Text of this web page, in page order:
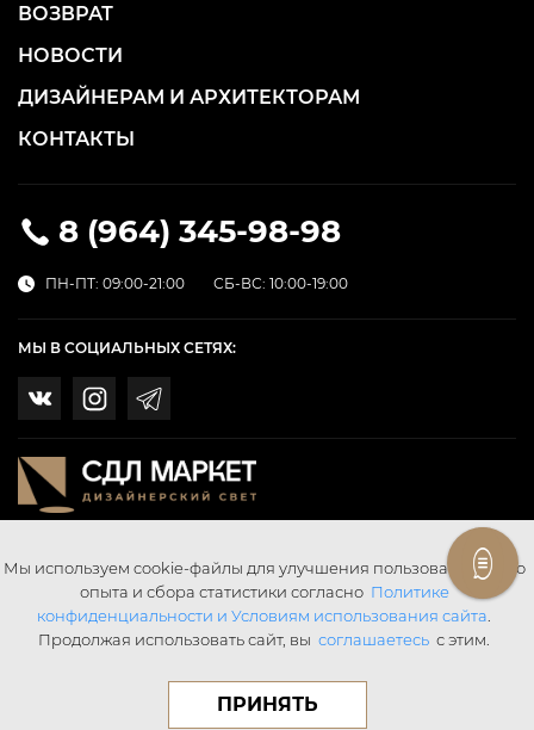
8 (964) 345-98-98
ПН-ПТ: 09:00-21:00 СБ-ВС: 10:00-19:00
ВОЗВРАТ
НОВОСТИ
ДИЗАЙНЕРАМ И АРХИТЕКТОРАМ
КОНТАКТЫ
МЫ В СОЦИАЛЬНЫХ СЕТЯХ:
Мы используем cookie-файлы для улучшения пользовательского
опыта и сбора статистики согласно Политике
конфиденциальности и Условиям использования сайта
Продолжая использовать сайт, вы соглашаетесь с этим.
ПРИНЯТЬ